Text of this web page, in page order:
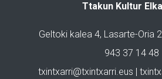
Ttakun Kultur
Geltoki kalea 4, Lasarte-Oria
943 37 14 48
txintxarri@txintxarri.eus |